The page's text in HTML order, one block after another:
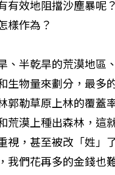
有效地阻擋沙塵暴呢
樣作為？
、半乾旱的荒漠地區
生物量來劃分，最多
郭勒草原上林的覆蓋
荒漠上種出森林，這
視，甚至被改「姓」
我們花再多的金錢也